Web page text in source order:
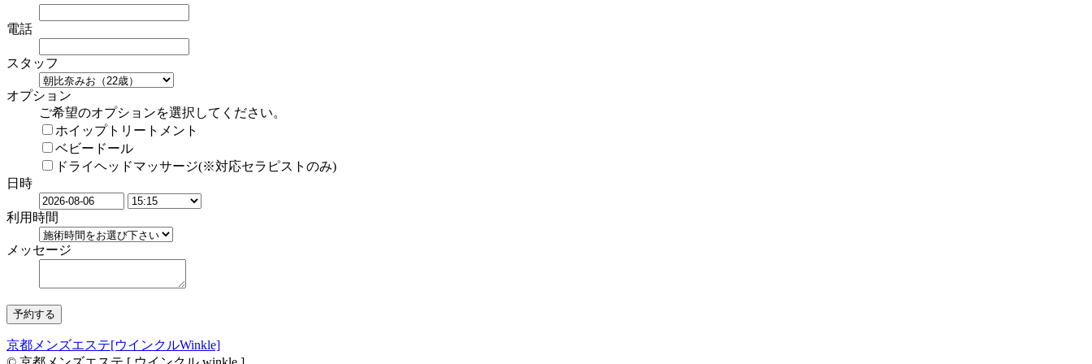
電話
スタッフ
オプション
ご希望のオプションを選択してください。
ホイップトリートメント
ベビードール
ドライヘッドマッサージ(※対応セラピストのみ)
日時
利用時間
メッセージ
京都メンズエステ[ウインクルWinkle]